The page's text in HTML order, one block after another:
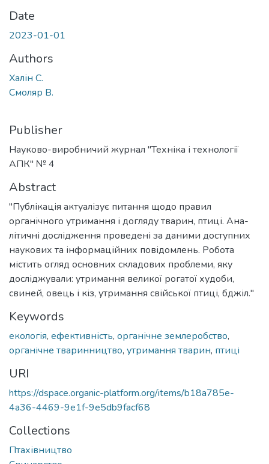
Date
2023-01-01
Authors
Халін С.
Смоляр В.
Publisher
Науково-виробничий журнал "Техніка і технології
АПК" № 4
Abstract
"Публікація актуалізує питання щодо правил
органічного утримання і догляду тварин, птиці. Ана-
літичні дослідження проведені за даними доступних
наукових та інформаційних повідомлень. Робота
містить огляд основних складових проблеми, яку
досліджували: утримання великої рогатої худоби,
свиней, овець і кіз, утримання свійської птиці, бджіл."
Keywords
екологія, ефективність, органічне землеробство,
органічне тваринництво, утримання тварин, птиці
URI
https://dspace.organic-platform.org/items/b18a785e-
4a36-4469-9e1f-9e5db9facf68
Collections
Птахівництво